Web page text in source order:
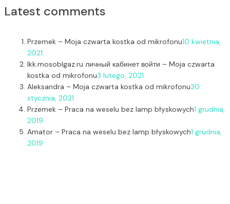
Latest comments
Przemek – Moja czwarta kostka od mikrofonu10 kwietnia,
2021
lkk.mosoblgaz.ru личный кабинет войти – Moja czwarta
kostka od mikrofonu3 lutego, 2021
Aleksandra – Moja czwarta kostka od mikrofonu30
stycznia, 2021
Przemek – Praca na weselu bez lamp błyskowych1 grudnia,
2019
Amator – Praca na weselu bez lamp błyskowych1 grudnia,
2019